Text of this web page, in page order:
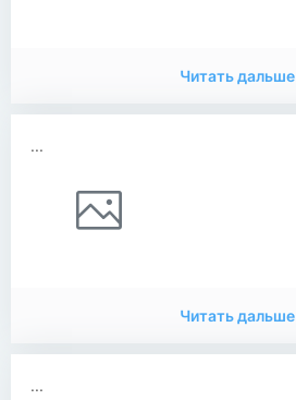
Читать дальше
...
Читать дальше
...